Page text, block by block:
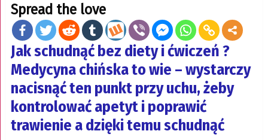
Spread the love
Jak schudnąć bez diety i ćwiczeń ?
Medycyna chińska to wie – wystarczy
nacisnąć ten punkt przy uchu, żeby
kontrolować apetyt i poprawić
trawienie a dzięki temu schudnąć